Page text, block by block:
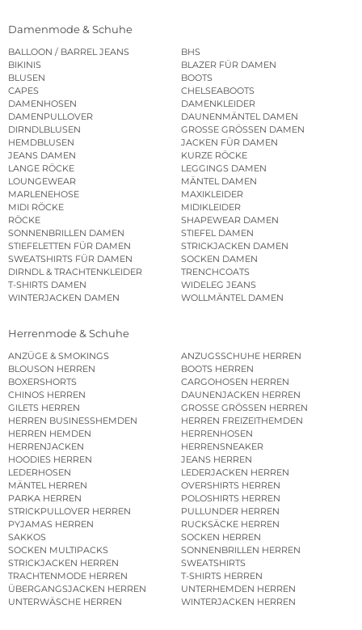
Damenmode & Schuhe
BALLOON / BARREL JEANS
BHS
BIKINIS
BLAZER FÜR DAMEN
BLUSEN
BOOTS
CAPES
CHELSEABOOTS
DAMENHOSEN
DAMENKLEIDER
DAMENPULLOVER
DAUNENMÄNTEL DAMEN
DIRNDLBLUSEN
GROSSE GRÖSSEN DAMEN
HEMDBLUSEN
JACKEN FÜR DAMEN
JEANS DAMEN
KURZE RÖCKE
LANGE RÖCKE
LEGGINGS DAMEN
LOUNGEWEAR
MÄNTEL DAMEN
MARLENEHOSE
MAXIKLEIDER
MIDI RÖCKE
MIDIKLEIDER
RÖCKE
SHAPEWEAR DAMEN
SONNENBRILLEN DAMEN
STIEFEL DAMEN
STIEFELETTEN FÜR DAMEN
STRICKJACKEN DAMEN
SWEATSHIRTS FÜR DAMEN
SOCKEN DAMEN
DIRNDL & TRACHTENKLEIDER
TRENCHCOATS
T-SHIRTS DAMEN
WIDELEG JEANS
WINTERJACKEN DAMEN
WOLLMÄNTEL DAMEN
Herrenmode & Schuhe
ANZÜGE & SMOKINGS
ANZUGSSCHUHE HERREN
BLOUSON HERREN
BOOTS HERREN
BOXERSHORTS
CARGOHOSEN HERREN
CHINOS HERREN
DAUNENJACKEN HERREN
GILETS HERREN
GROSSE GRÖSSEN HERREN
HERREN BUSINESSHEMDEN
HERREN FREIZEITHEMDEN
HERREN HEMDEN
HERRENHOSEN
HERRENJACKEN
HERRENSNEAKER
HOODIES HERREN
JEANS HERREN
LEDERHOSEN
LEDERJACKEN HERREN
MÄNTEL HERREN
OVERSHIRTS HERREN
PARKA HERREN
POLOSHIRTS HERREN
STRICKPULLOVER HERREN
PULLUNDER HERREN
PYJAMAS HERREN
RUCKSÄCKE HERREN
SAKKOS
SOCKEN HERREN
SOCKEN MULTIPACKS
SONNENBRILLEN HERREN
STRICKJACKEN HERREN
SWEATSHIRTS
TRACHTENMODE HERREN
T-SHIRTS HERREN
ÜBERGANGSJACKEN HERREN
UNTERHEMDEN HERREN
UNTERWÄSCHE HERREN
WINTERJACKEN HERREN